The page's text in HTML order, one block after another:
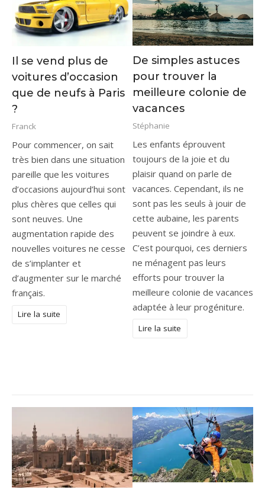
Il se vend plus de
voitures d’occasion
que de neufs à Paris
?
Franck
Pour commencer, on sait
très bien dans une situation
pareille que les voitures
d’occasions aujourd’hui sont
plus chères que celles qui
sont neuves. Une
augmentation rapide des
nouvelles voitures ne cesse
de s’implanter et
d’augmenter sur le marché
français.
Lire la suite
De simples astuces
pour trouver la
meilleure colonie de
vacances
Stéphanie
Les enfants éprouvent
toujours de la joie et du
plaisir quand on parle de
vacances. Cependant, ils ne
sont pas les seuls à jouir de
cette aubaine, les parents
peuvent se joindre à eux.
C’est pourquoi, ces derniers
ne ménagent pas leurs
efforts pour trouver la
meilleure colonie de vacances
adaptée à leur progéniture.
Lire la suite